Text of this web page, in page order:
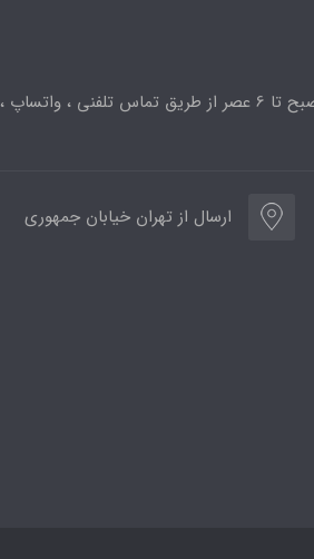
ساعت پاسخگویی از 10صبح تا 6 عصر از طریق تماس تلفنی ، واتساپ ،
ارسال از تهران خیابان جمهوری